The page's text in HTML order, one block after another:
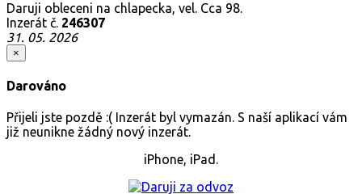
Daruji obleceni na chlapecka, vel. Cca 98.
Inzerát č. 246307
31. 05. 2026
×
Darováno
Přijeli jste pozdě :( Inzerát byl vymazán. S naší aplikací vám
již neunikne žádný nový inzerát.
iPhone, iPad.